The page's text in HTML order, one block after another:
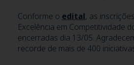
Conforme o edital, as
Excelência em Competitividade
encerradas dia 13/05.
recorde de mais de 400